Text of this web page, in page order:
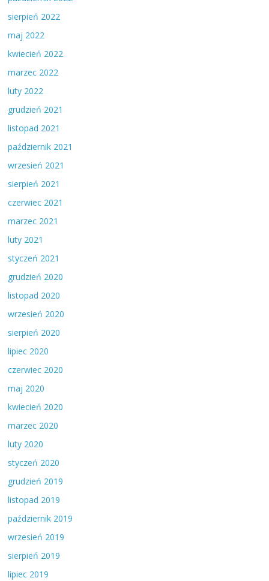
sierpień 2022
maj 2022
kwiecień 2022
marzec 2022
luty 2022
grudzień 2021
listopad 2021
październik 2021
wrzesień 2021
sierpień 2021
czerwiec 2021
marzec 2021
luty 2021
styczeń 2021
grudzień 2020
listopad 2020
wrzesień 2020
sierpień 2020
lipiec 2020
czerwiec 2020
maj 2020
kwiecień 2020
marzec 2020
luty 2020
styczeń 2020
grudzień 2019
listopad 2019
październik 2019
wrzesień 2019
sierpień 2019
lipiec 2019